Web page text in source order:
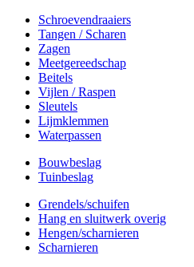
Schroevendraaiers
Tangen / Scharen
Zagen
Meetgereedschap
Beitels
Vijlen / Raspen
Sleutels
Lijmklemmen
Waterpassen
Bouwbeslag
Tuinbeslag
Grendels/schuifen
Hang en sluitwerk overig
Hengen/scharnieren
Scharnieren